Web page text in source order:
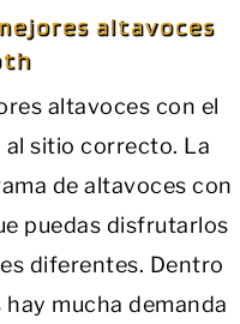
altavoces
altavoces con el
al sitio correcto. La
de altavoces con
puedas disfrutarlos
diferentes. Dentro
mucha demanda